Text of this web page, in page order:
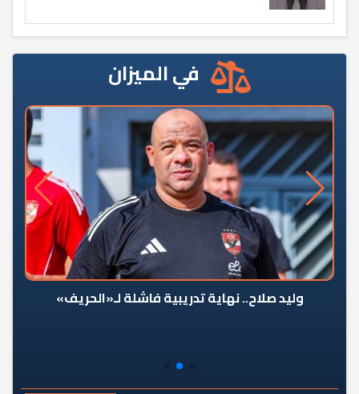
في الميزان
وليد صلاح.. نهاية تدريبية فاشلة لـ«الحريف»